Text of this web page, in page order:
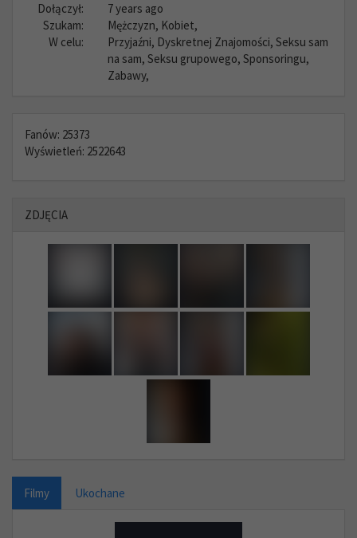
Dołączył:
7 years ago
Szukam:
Mężczyzn, Kobiet,
W celu:
Przyjaźni, Dyskretnej Znajomości, Seksu sam
na sam, Seksu grupowego, Sponsoringu,
Zabawy,
Fanów: 25373
Wyświetleń: 2522643
ZDJĘCIA
Filmy Ukochane